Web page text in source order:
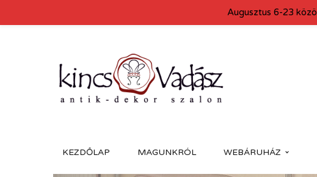
KEZDŐLAP MAGUNKRÓL WEBÁRUHÁZ
Augusztus 6-23